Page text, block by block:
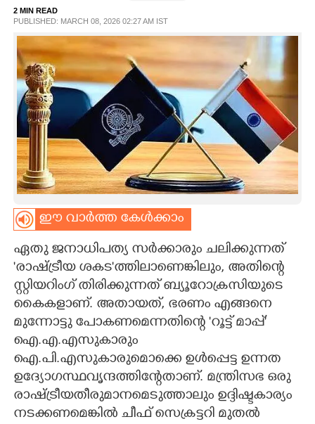
LIFESTYLE
SPIRITUAL
INFO+
ART
ASTRO
CARTOONS
LITERATURE
ZOOM
2 MIN READ
PUBLISHED: MARCH 08, 2026 02:27 AM IST
ഈ വാർത്ത കേൾക്കാം
ഏതു ജനാധിപത്യ സർക്കാരും ചലിക്കുന്നത്
'രാഷ്ട്രീയ ശകട"ത്തിലാണെങ്കിലും,​ അതിന്റെ
സ്റ്റിയറിംഗ് തിരിക്കുന്നത് ബ്യൂറോക്രസിയുടെ
കൈകളാണ്. അതായത്,​ ഭരണം എങ്ങനെ
മുന്നോട്ടു പോകണമെന്നതിന്റെ 'റൂട്ട് മാപ്പ്"
ഐ.എ.എസുകാരും
ഐ.പി.എസുകാരുമൊക്കെ ഉൾപ്പെട്ട ഉന്നത
ഉദ്യോഗസ്ഥവൃന്ദത്തിന്റേതാണ്. മന്ത്രിസഭ ഒരു
രാഷ്ട്രീയതീരുമാനമെടുത്താലും ഉദ്ദിഷ്ടകാര്യം
നടക്കണമെങ്കിൽ ചീഫ് സെക്രട്ടറി മുതൽ